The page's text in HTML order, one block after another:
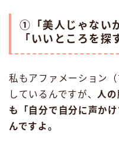
①「美人じゃない
「いいところを探
私もアファメーション
しているんですが、 人の
も「自分で自分に声か
んですよ。